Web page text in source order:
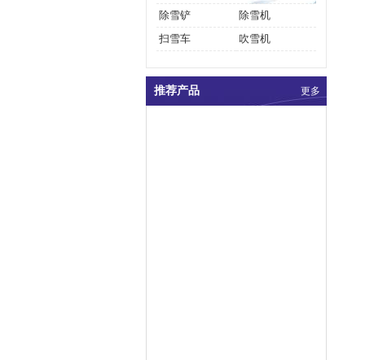
除雪铲
除雪机
扫雪车
吹雪机
推荐产品 更多